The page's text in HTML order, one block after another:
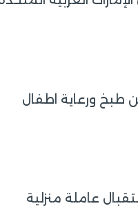
طبخ ورعاية اطفال
عاملة منزلية